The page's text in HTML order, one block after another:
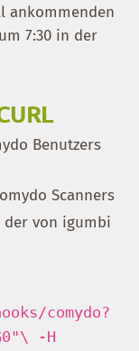
ankommenden
7:30 in der
Benutzers
Scanners
von igumbi
comydo?
-H